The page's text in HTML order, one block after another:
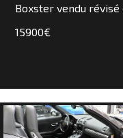
Boxster vendu révisé
15900€